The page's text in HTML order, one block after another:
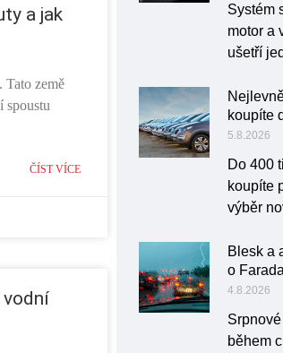
a jak
Tato země
spoustu
ČÍST VÍCE
vodní
Systém
motor a
ušetří
koupíte
5.8.2026
Do 400
koupíte
výběr
Blesk a
o
4.8.2026
během